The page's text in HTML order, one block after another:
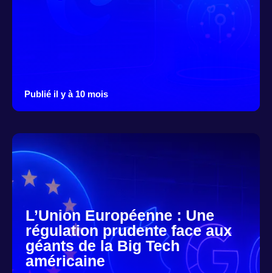
Publié il y à 10 mois
L’Union Européenne : Une
régulation prudente face aux
géants de la Big Tech
américaine